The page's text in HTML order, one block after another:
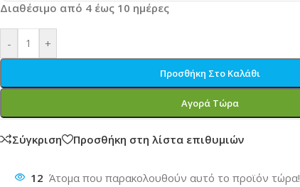
Διαθέσιμο από 4 έως 10 ημέρες
- +
Προσθήκη Στο Καλάθι
Αγορά Τώρα
Σύγκριση Προσθήκη στη λίστα επιθυμιών
12 Άτομα που παρακολουθούν αυτό το προϊόν τώρα!